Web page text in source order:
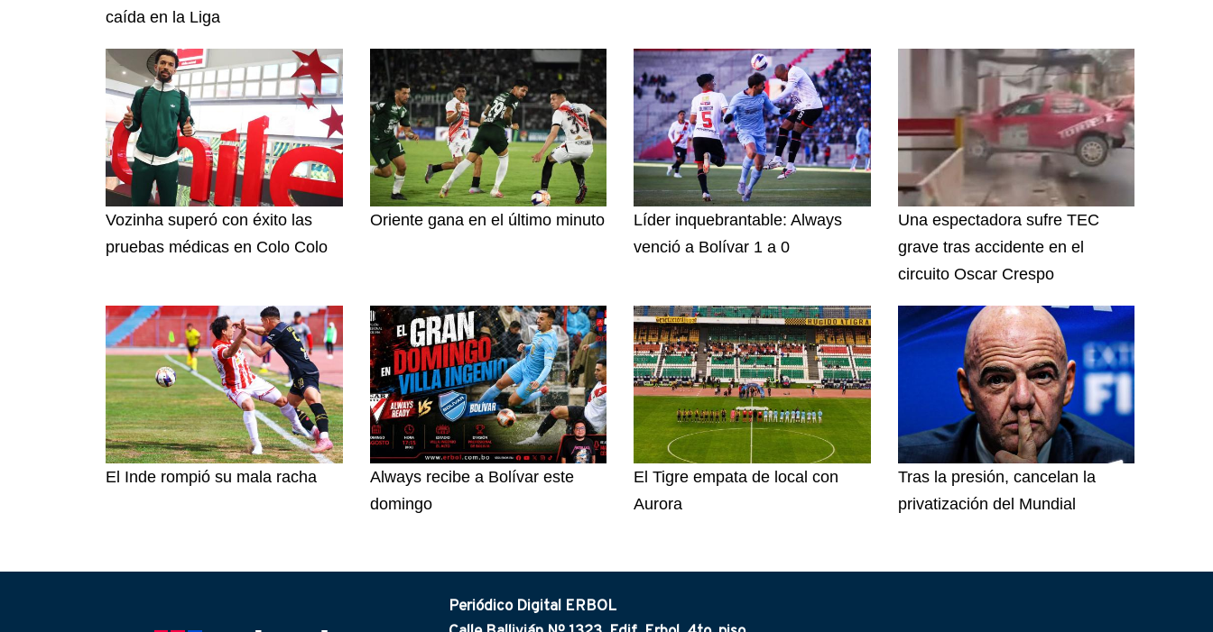
caída en la Liga
Vozinha superó con éxito las
pruebas médicas en Colo Colo
Oriente gana en el último minuto
Líder inquebrantable: Always
venció a Bolívar 1 a 0
Una espectadora sufre TEC
grave tras accidente en el
circuito Oscar Crespo
El Inde rompió su mala racha
Always recibe a Bolívar este
domingo
El Tigre empata de local con
Aurora
Tras la presión, cancelan la
privatización del Mundial
Periódico Digital ERBOL